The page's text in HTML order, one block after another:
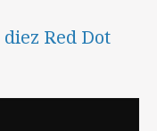
Red Dot